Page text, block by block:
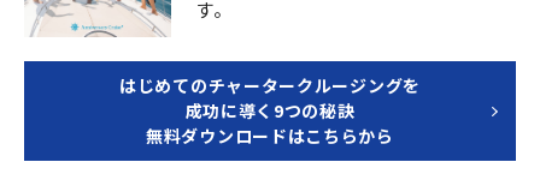
す。
はじめてのチャータークルージングを
成功に導く9つの秘訣
無料ダウンロードはこちらから